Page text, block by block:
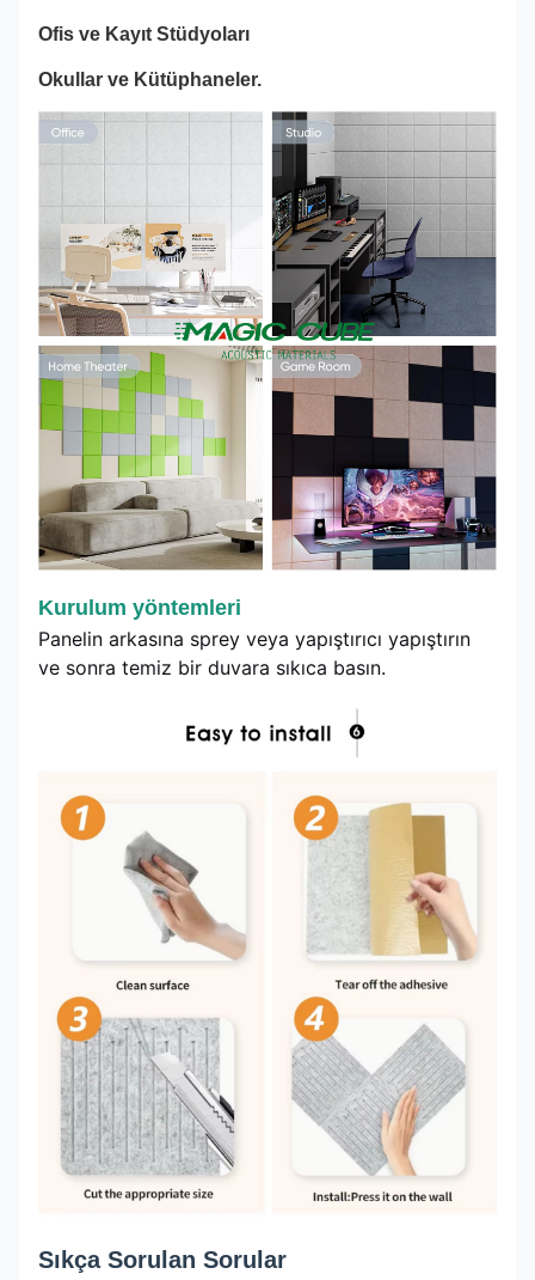
Ofis ve Kayıt Stüdyoları
Okullar ve Kütüphaneler.
Kurulum yöntemleri
Panelin arkasına sprey veya yapıştırıcı yapıştırın
ve sonra temiz bir duvara sıkıca basın.
Sıkça Sorulan Sorular